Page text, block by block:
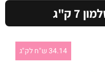
7 ק"ג
34.14 ש"ח לק"ג